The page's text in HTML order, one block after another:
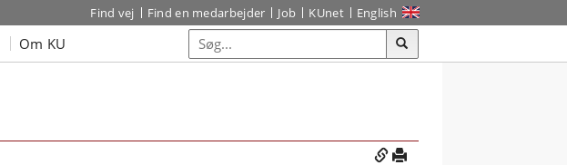
Find vej Find en medarbejder Job KUnet English
Om KU